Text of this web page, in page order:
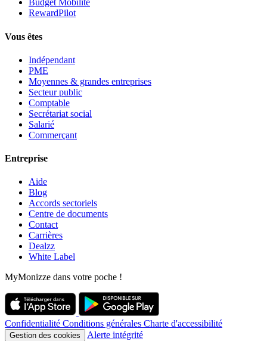
Budget Mobilité
RewardPilot
Vous êtes
Indépendant
PME
Moyennes & grandes entreprises
Secteur public
Comptable
Secrétariat social
Salarié
Commerçant
Entreprise
Aide
Blog
Accords sectoriels
Centre de documents
Contact
Carrières
Dealzz
White Label
MyMonizze dans votre poche !
Confidentialité Conditions générales Charte d'accessibilité
Gestion des cookies
Alerte intégrité